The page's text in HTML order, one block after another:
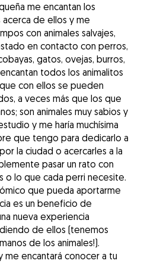
me encantan los
acerca de ellos y me
con animales salvajes,
en contacto con perros,
gatos, ovejas, burros,
todos los animalitos
con ellos se pueden
a veces más que los que
son animales muy sabios y
y me haría muchísima
que tengo para dedicarlo a
la ciudad o acercarles a la
pasar un rato con
o lo que cada perri necesite.
que pueda aportarme
es un beneficio de
nueva experiencia
de ellos (tenemos
de los animales!).
me encantará conocer a tu